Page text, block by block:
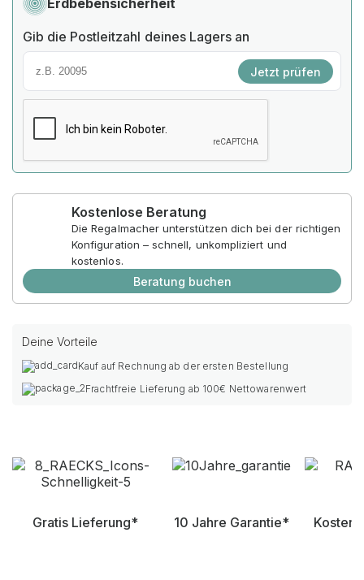
Erdbebensicherheit
Gib die Postleitzahl deines Lagers an
Jetzt prüfen
Kostenlose Beratung
Die Regalmacher unterstützen dich bei der richtigen
Konfiguration – schnell, unkompliziert und
kostenlos.
Beratung buchen
Deine Vorteile
Kauf auf Rechnung ab der ersten Bestellung
Frachtfreie Lieferung ab 100€ Nettowarenwert
Gratis Lieferung* 10 Jahre Garantie*